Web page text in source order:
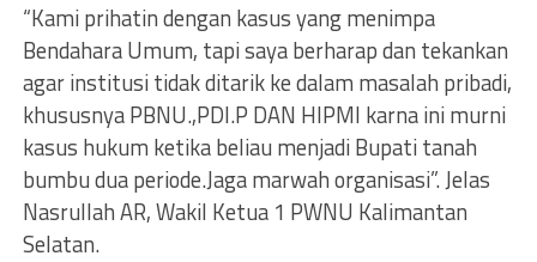
“Kami prihatin dengan kasus yang menimpa
Bendahara Umum, tapi saya berharap dan tekankan
agar institusi tidak ditarik ke dalam masalah pribadi,
khususnya PBNU.,PDI.P DAN HIPMI karna ini murni
kasus hukum ketika beliau menjadi Bupati tanah
bumbu dua periode.Jaga marwah organisasi”. Jelas
Nasrullah AR, Wakil Ketua 1 PWNU Kalimantan
Selatan.